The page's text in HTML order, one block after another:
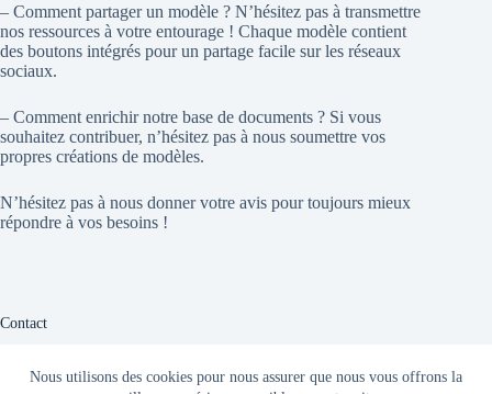
Nous utilisons des cookies pour nous assurer que nous vous offrons la
– Comment partager un modèle ? N’hésitez pas à transmettre
nos ressources à votre entourage ! Chaque modèle contient
des boutons intégrés pour un partage facile sur les réseaux
sociaux.
– Comment enrichir notre base de documents ? Si vous
souhaitez contribuer, n’hésitez pas à nous soumettre vos
propres créations de modèles.
N’hésitez pas à nous donner votre avis pour toujours mieux
répondre à vos besoins !
Contact